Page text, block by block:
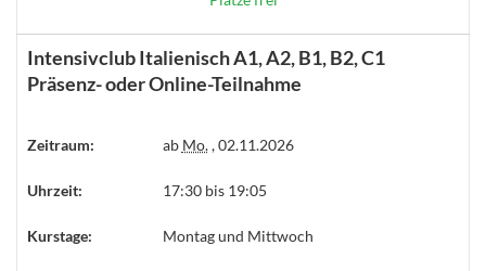
Intensivclub Italienisch A1, A2, B1, B2, C1
Präsenz- oder Online-Teilnahme
Zeitraum: ab Mo., 02.11.2026
Uhrzeit: 17:30 bis 19:05
Kurstage: Montag und Mittwoch